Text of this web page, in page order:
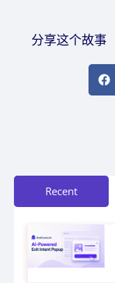
分享这个故事
Recent